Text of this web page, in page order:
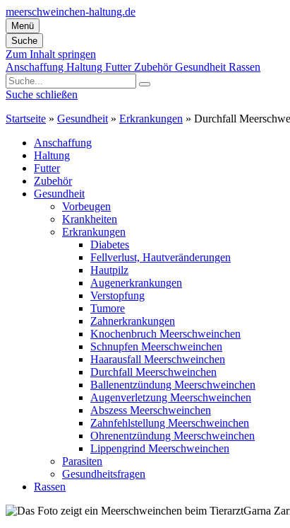
meerschweinchen-haltung.de
Menü
Suche
Zum Inhalt springen
Anschaffung Haltung Futter ZubehörGesundheit Rassen
Suche schließen
Startseite » Gesundheit » Erkrankungen » Durchfall
Anschaffung
Haltung
Futter
Zubehör
Gesundheit
Vorbeugen
Krankheiten
Erkrankungen
Diabetes
Fellverlust, Hautveränderungen
Hautpilz
Augenerkrankungen
Verstopfung
Tumore
Zahnerkrankungen
Knochenbruch Meerschweinchen
Schnupfen Meerschweinchen
Haarausfall Meerschweinchen
Durchfall Meerschweinchen
Ballenentzündung Meerschweinchen
Augenverletzung Meerschweinchen
Abszess Meerschweinchen
Zahnfehlstellung Meerschweinchen
Ohrenentzündung Meerschweinchen
Lippengrind Meerschweinchen
Parasiten
Gesundheitsfragen
Rassen
Garna